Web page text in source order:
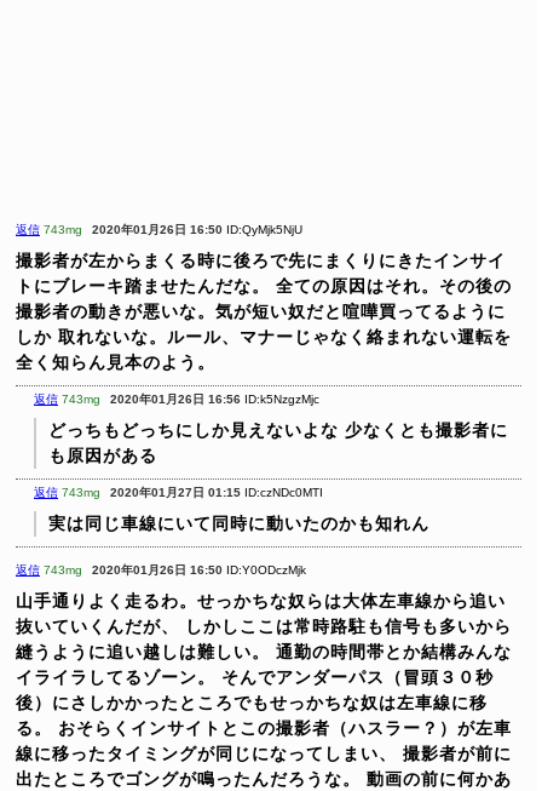
返信 743mg 2020年01月26日 16:50 ID:QyMjk5NjU
撮影者が左からまくる時に後ろで先にまくりにきたインサイ
トにブレーキ踏ませたんだな。
全ての原因はそれ。その後の
撮影者の動きが悪いな。気が短い奴だと喧嘩買ってるように
しか 取れないな。ルール、マナーじゃなく絡まれない運転を
全く知らん見本のよう。
返信 743mg 2020年01月26日 16:56 ID:k5NzgzMjc
どっちもどっちにしか見えないよな 少なくとも撮影者に
も原因がある
返信 743mg 2020年01月27日 01:15 ID:czNDc0MTI
実は同じ車線にいて同時に動いたのかも知れん
返信 743mg 2020年01月26日 16:50 ID:Y0ODczMjk
山手通りよく走るわ。せっかちな奴らは大体左車線から追い
抜いていくんだが、
しかしここは常時路駐も信号も多いから
縫うように追い越しは難しい。
通勤の時間帯とか結構みんな
イライラしてるゾーン。
そんでアンダーパス（冒頭３０秒
後）にさしかかったところでもせっかちな奴は左車線に移
る。
おそらくインサイトとこの撮影者（ハスラー？）が左車
線に移ったタイミングが同じになってしまい、
撮影者が前に
出たところでゴングが鳴ったんだろうな。
動画の前に何かあ